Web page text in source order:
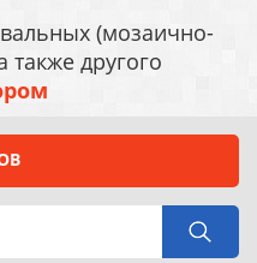
(мозаично-
другого